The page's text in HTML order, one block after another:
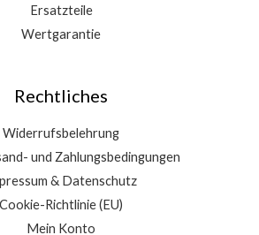
Ersatzteile
Wertgarantie
Rechtliches
Widerrufsbelehrung
und Zahlungsbedingungen
& Datenschutz
Cookie-Richtlinie (EU)
Mein Konto